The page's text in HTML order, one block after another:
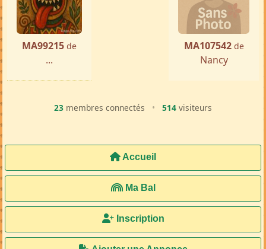
MA99215 de
...
MA107542 de
Nancy
23 membres connectés • 514 visiteurs
Accueil
Ma Bal
Inscription